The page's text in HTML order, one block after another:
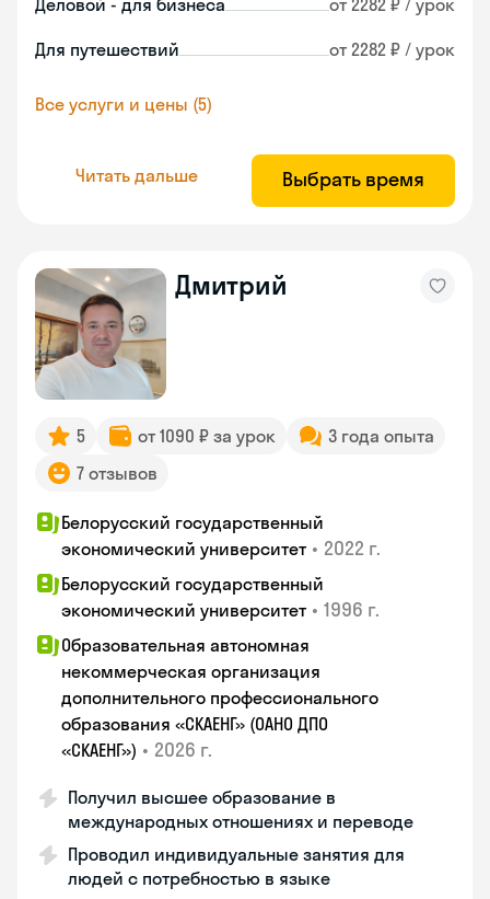
Деловой - для бизнеса от 2282 ₽ / урок
Для путешествий от 2282 ₽ / урок
Все услуги и цены (5)
Читать дальше Выбрать время
Дмитрий
5 от 1090 ₽ за урок
3 года опыта
7 отзывов
Белорусский государственный
экономический университет • 2022 г.
Белорусский государственный
экономический университет • 1996 г.
Образовательная автономная
некоммерческая организация
дополнительного профессионального
образования «СКАЕНГ» (ОАНО ДПО
«СКАЕНГ») • 2026 г.
Получил высшее образование в
международных отношениях и переводе
Проводил индивидуальные занятия для
людей с потребностью в языке